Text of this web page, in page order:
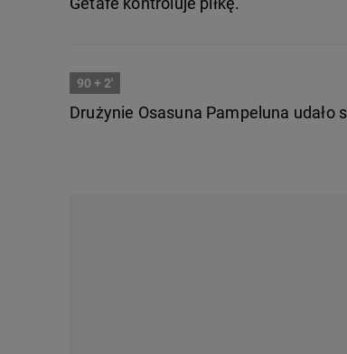
90 + 2'
Drużynie Osasuna Pampeluna